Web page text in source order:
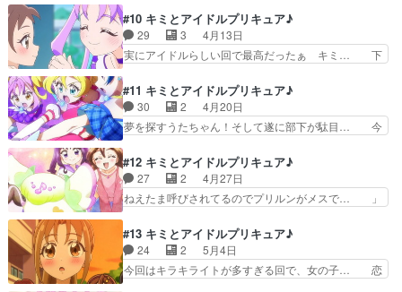
したプリルンがお仕置きさ… 新規加入回も終わり
日常みたいな回になって… アイドルプリキュア研
究のためにお泊まり会…
一度観たけどやっぱりわけわからんなｗ… 」をバ
ンダイチャンネルさんで視聴。ツイン… ななちゃ
んが不思議な行動に出て、驚いてる… シリーズ第
22作目 20代目プリキュア ななちゃん奇行回
不思議な行動が目立った… ・フレッシュプリキュ
ア！ を昨夜は視聴し… 名古屋の……ファンアー
ト？９話の内容がア…
#10 キミとアイドルプリキュア♪
29 3
4月13日
実にアイドルらしい回で最高だったぁ キミ… 下
ドルプリキュア！」の視聴インスタンス… 緊張で
中々上手く歌えなくて、うたやななち… 握手会の
為に変身とかマジでアイドルじゃん… あんなすん
なりレコーディング終わった時点… 応援するこ
を経て握手会を開くプリキュア… いきなりCDデ
ビューに握手会とか天空すぎ… プリンセッショ
ン・オーケストラ第1,2話…
#11 キミとアイドルプリキュア♪
30 2
4月20日
夢を探すうたちゃん！そして遂に部下が駄目… 今
だけ何か明確な目標や特技がある訳でも… 今回は
シリーズが始まってから初めて合体技… 日本では
将来の夢というと仕事になるんだけ… 私の推しは
こころちゃんことキュンキュンか… キミプリが始
んと思ったら初の3人歌唱と… うたちゃん...、夢
がなくたって夢を守る… ちょっと、待ってくださ
い何ですかこの、何…
#12 キミとアイドルプリキュア♪
27 2
4月27日
ねえたま呼びされてるのでプリルンがメスで… 」
ールラストにまさかのメロロン登場だぁ… メロロ
ン初登場の話だった。プリルンみたい… キミプリ
第１２話のおさらい・タナカーン、… メロロンが
予想以上に可愛いですね～。ここ… プリルンを追
#13 キミとアイドルプリキュア♪
24 2
5月4日
今回はキラキライトが多すぎる回で、女の子… 恋